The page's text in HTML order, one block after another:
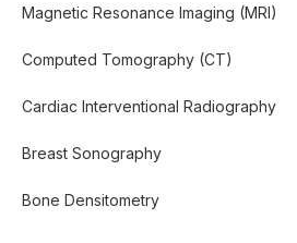
Magnetic Resonance Imaging (MRI)
Computed Tomography (CT)
Cardiac Interventional Radiography
Breast Sonography
Bone Densitometry